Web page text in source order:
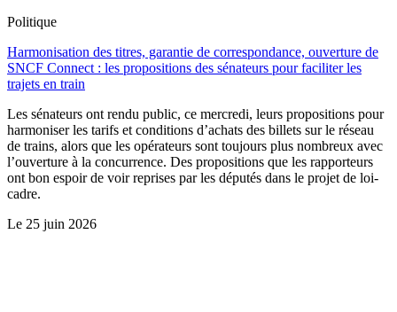
Politique
Harmonisation des titres, garantie de correspondance, ouverture de
SNCF Connect : les propositions des sénateurs pour faciliter les
trajets en train
Les sénateurs ont rendu public, ce mercredi, leurs propositions pour
harmoniser les tarifs et conditions d’achats des billets sur le réseau
de trains, alors que les opérateurs sont toujours plus nombreux avec
l’ouverture à la concurrence. Des propositions que les rapporteurs
ont bon espoir de voir reprises par les députés dans le projet de loi-
cadre.
Le 25 juin 2026